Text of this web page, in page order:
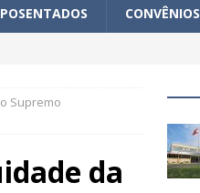
CONVÊNIOS
Supremo
da